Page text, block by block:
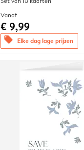
Vanaf
€ 9,99
offers Elke dag lage prijzen